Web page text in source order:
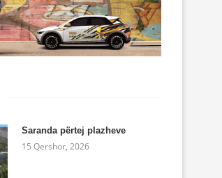
Saranda përtej plazheve
15 Qershor, 2026